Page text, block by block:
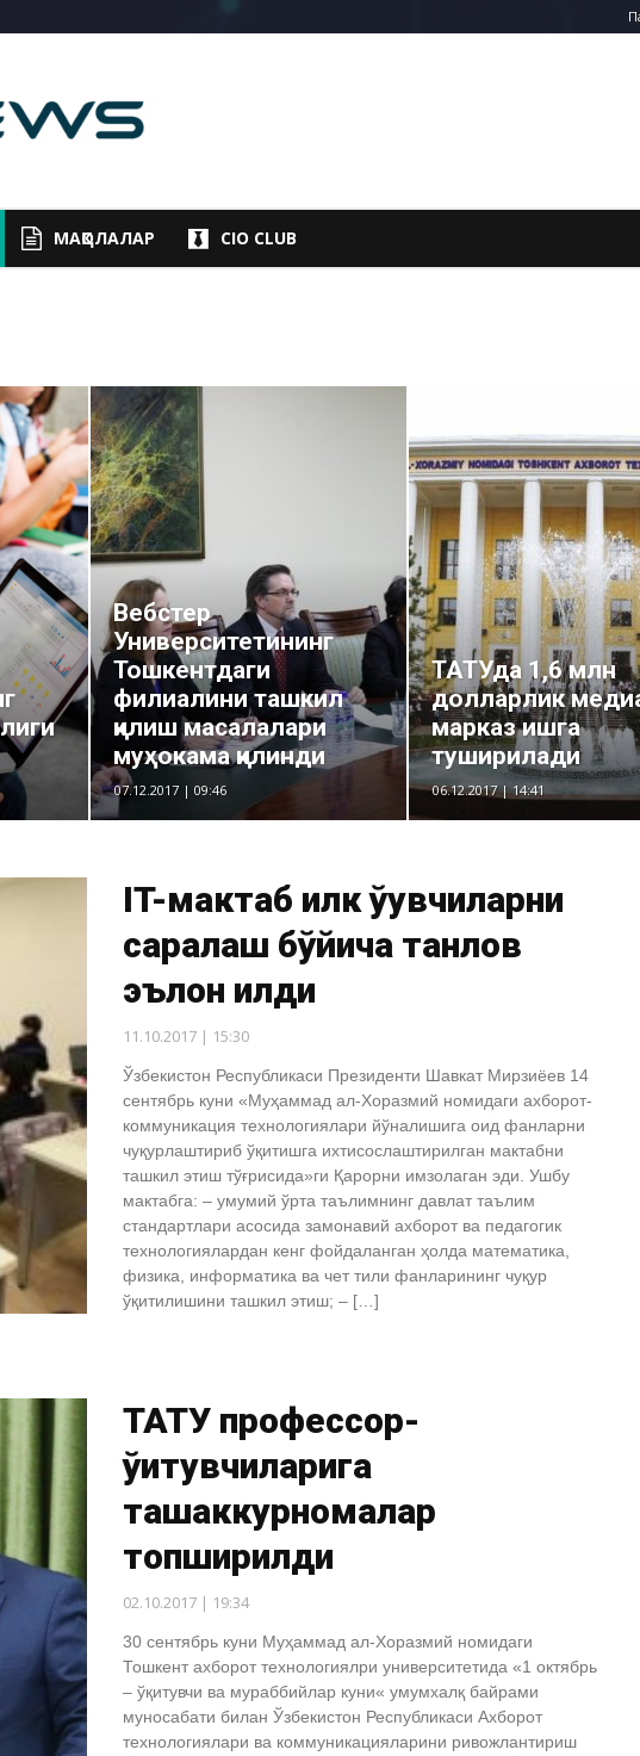
МАҚОЛАЛАР CIO CLUB
Вебстер
Университетининг
Тошкентдаги
филиалини ташкил
қилиш масалалари
муҳокама қилинди
07.12.2017 | 09:46
ТАТУда 1,6 млн
долларлик
марказ ишга
туширилади
06.12.2017 | 14:41
IT-мактаб илк ўқувчиларни
саралаш бўйича танлов
эълон қилди
11.10.2017 | 15:30
Ўзбекистон Республикаси Президенти Шавкат Мирзиёев 14
сентябрь куни «Муҳаммад ал-Хоразмий номидаги ахборот-
коммуникация технологиялари йўналишига оид фанларни
чуқурлаштириб ўқитишга ихтисослаштирилган мактабни
ташкил этиш тўғрисида»ги Қарорни имзолаган эди. Ушбу
мактабга: – умумий ўрта таълимнинг давлат таълим
стандартлари асосида замонавий ахборот ва педагогик
технологиялардан кенг фойдаланган ҳолда математика,
физика, информатика ва чет тили фанларининг чуқур
ўқитилишини ташкил этиш; – […]
ТАТУ профессор-
ўқитувчиларига
ташаккурномалар
топширилди
02.10.2017 | 19:34
30 сентябрь куни Муҳаммад ал-Хоразмий номидаги
Тошкент ахборот технологиялри университетида «1 октябрь
– ўқитувчи ва мураббийлар куни« умумхалқ байрами
муносабати билан Ўзбекистон Республикаси Ахборот
технологиялари ва коммуникацияларини ривожлантириш